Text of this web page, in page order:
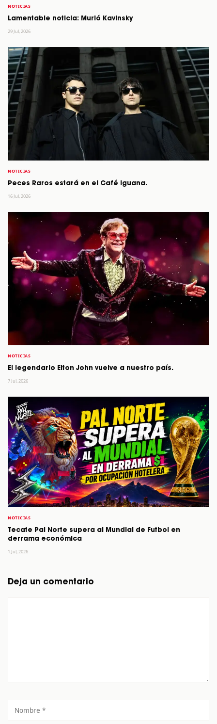
NOTICIAS
Lamentable noticia: Murió Kavinsky
29 Jul, 2026
NOTICIAS
Peces Raros estará en el Café Iguana.
16 Jul, 2026
NOTICIAS
El legendario Elton John vuelve a nuestro país.
7 Jul, 2026
NOTICIAS
Tecate Pal Norte supera al Mundial de Futbol en
derrama económica
1 Jul, 2026
Deja un comentario
Nombre